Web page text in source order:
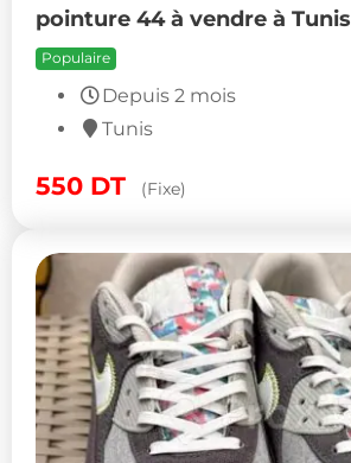
pointure 44 à vendre à Tunis
Populaire
Depuis 2 mois
Tunis
550 DT (Fixe)